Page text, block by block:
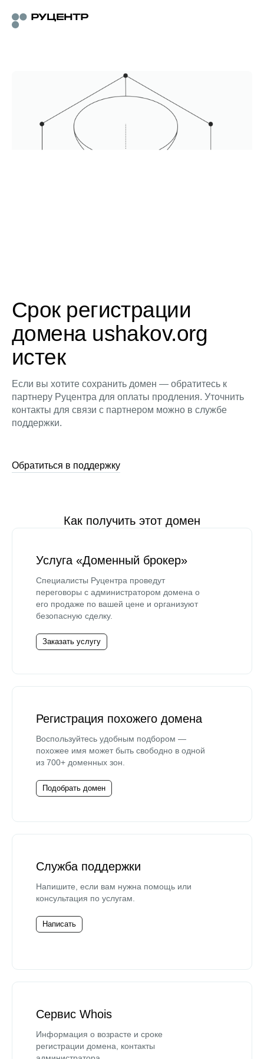
Срок регистрации
домена ushakov.org
истек
Если вы хотите сохранить домен — обратитесь к
партнеру Руцентра для оплаты продления. Уточнить
контакты для связи с партнером можно в службе
поддержки.
Обратиться в поддержку
Как получить этот домен
Услуга «Доменный брокер»
Специалисты Руцентра проведут
переговоры с администратором домена о
его продаже по вашей цене и организуют
безопасную сделку.
Заказать услугу
Регистрация похожего домена
Воспользуйтесь удобным подбором —
похожее имя может быть свободно в одной
из 700+ доменных зон.
Подобрать домен
Служба поддержки
Напишите, если вам нужна помощь или
консультация по услугам.
Написать
Сервис Whois
Информация о возрасте и сроке
регистрации домена, контакты